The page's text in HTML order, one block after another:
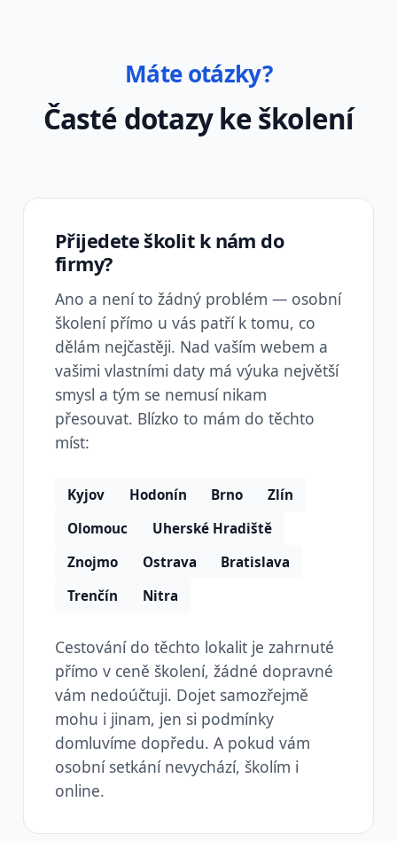
Máte otázky?
Časté dotazy ke školení
Přijedete školit k nám do
firmy?
Ano a není to žádný problém — osobní
školení přímo u vás patří k tomu, co
dělám nejčastěji. Nad vaším webem a
vašimi vlastními daty má výuka největší
smysl a tým se nemusí nikam
přesouvat. Blízko to mám do těchto
míst:
Kyjov Hodonín Brno
Zlín
Olomouc
Uherské Hradiště
Znojmo
Ostrava
Bratislava
Trenčín
Nitra
Cestování do těchto lokalit je zahrnuté
přímo v ceně školení, žádné dopravné
vám nedoúčtuji. Dojet samozřejmě
mohu i jinam, jen si podmínky
domluvíme dopředu. A pokud vám
osobní setkání nevychází, školím i
online.